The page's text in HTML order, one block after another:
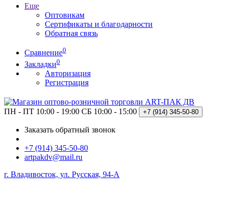
Еще
Оптовикам
Сертификаты и благодарности
Обратная связь
Сравнение0
Закладки0
Авторизация
Регистрация
ПН - ПТ 10:00 - 19:00 СБ 10:00 - 15:00 +7 (914) 345-50-80
Заказать обратный звонок
+7 (914) 345-50-80
artpakdv@mail.ru
г. Владивосток, ул. Русская, 94-А